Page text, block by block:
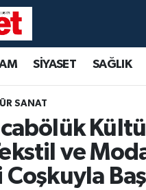
SİYASET SAĞLIK
SANAT
ve
Coşkuyla
Durumu
Yoğunluk Haritası
Durumu ve Fikstür